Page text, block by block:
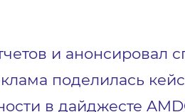
и анонсировал
поделилась
в дайджесте